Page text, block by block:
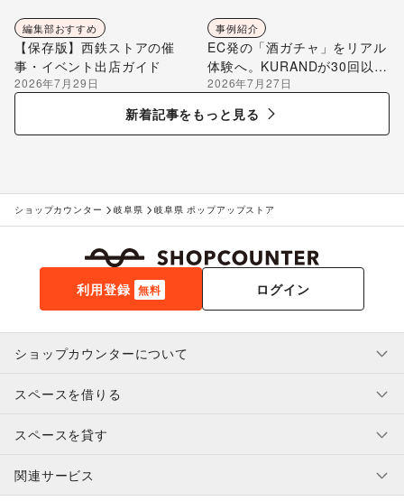
編集部おすすめ
【保存版】西鉄ストアの催
事・イベント出店ガイド
2026年7月29日
事例紹介
EC発の「酒ガチャ」をリアル
体験へ。KURANDが30回以上
のポップアップ出店で届け
る“新しいお酒との出会い”
2026年7月27日
新着記事をもっと見る
ショップカウンター 岐阜県 岐阜県 ポップアップストア
利用登録 無料 ログイン
ショップカウンターについて
利用規約・ガイドライン
特定商取引法に基づく表示
補償プログラム
スペースを借りる
スペースを借りたい人へ
ユーザー利用規約
スペースを貸す
スペースを貸したい方へ
関連サービス